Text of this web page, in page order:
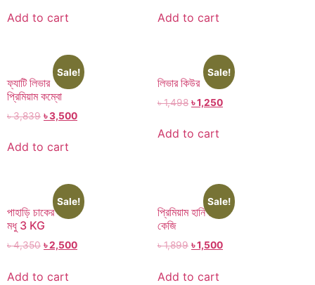
Add to cart Add to cart
Sale!
ফ্যাটি লিভার
প্রিমিয়াম কম্বো
৳3,839 ৳3,500
Add to cart
Sale!
লিভার কিউর
৳1,498 ৳1,250
Add to cart
Sale!
পাহাড়ি চাকের ঔষধি
মধু 3 KG
৳4,350 ৳2,500
Add to cart
Sale!
প্রিমিয়াম হানি ১
কেজি
৳1,899 ৳1,500
Add to cart